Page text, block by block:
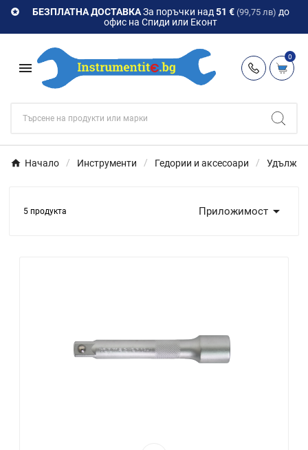
 БЕЗПЛАТНА ДОСТАВКАЗа поръчки над 51 € (99,75 лв) до
офис на Спиди или Еконт

0
Начало Инструменти Гедории и аксесоари
5 продукта Приложимост 